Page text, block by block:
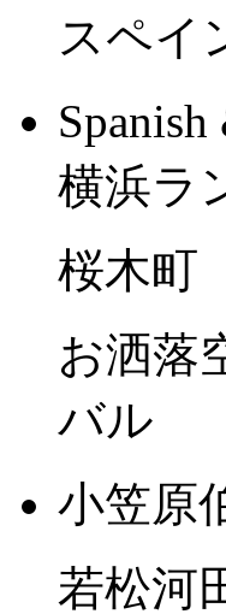
スペイ
横浜ラ
桜木町
お洒落
バル
小笠原
若松河